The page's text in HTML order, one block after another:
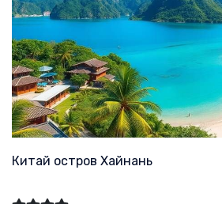
Китай остров Хайнань